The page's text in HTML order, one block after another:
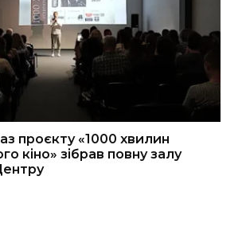
проєкту «1000 хвилин
кіно» зібрав повну залу